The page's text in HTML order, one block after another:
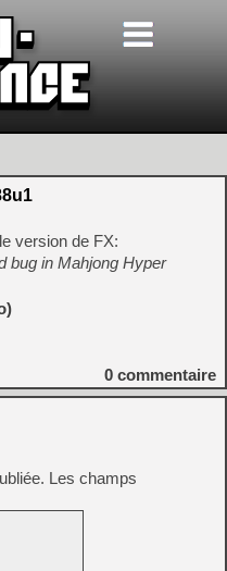
version de FX:
bug in Mahjong Hyper
0 commentaire
Les champs